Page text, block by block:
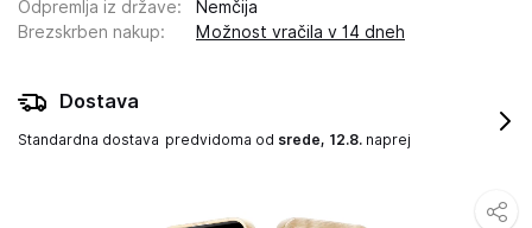
Odpremlja iz države:
Nemčija
Brezskrben nakup: Možnost vračila v 14 dneh
Dostava
Standardna dostava predvidoma od srede, 12.8. naprej